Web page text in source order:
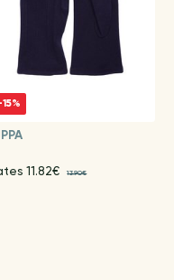
11.82€ 13.90€